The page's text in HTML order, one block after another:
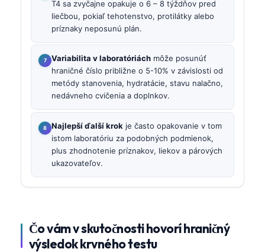
T4 sa zvyčajne opakuje o 6 – 8 týždňov pred
liečbou, pokiaľ tehotenstvo, protilátky alebo
príznaky neposunú plán.
Variabilita v laboratóriách môže posunúť
hraničné číslo približne o 5-10% v závislosti od
metódy stanovenia, hydratácie, stavu nalačno,
nedávneho cvičenia a doplnkov.
Najlepší ďalší krok je často opakovanie v tom
istom laboratóriu za podobných podmienok,
plus zhodnotenie príznakov, liekov a párových
ukazovateľov.
Čo vám v skutočnosti hovorí hraničný
výsledok krvného testu